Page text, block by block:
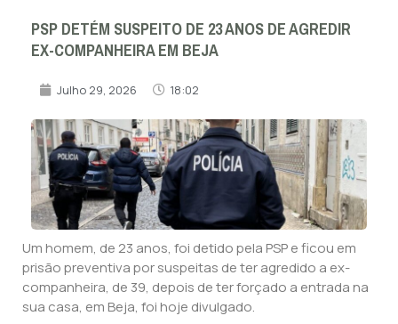
PSP DETÉM SUSPEITO DE 23 ANOS DE AGREDIR
EX-COMPANHEIRA EM BEJA
Julho 29, 2026 18:02
Um homem, de 23 anos, foi detido pela PSP e ficou em
prisão preventiva por suspeitas de ter agredido a ex-
companheira, de 39, depois de ter forçado a entrada na
sua casa, em Beja, foi hoje divulgado.